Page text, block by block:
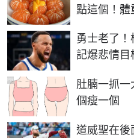
點這個！體
勇士老了
記爆悲情目
肚腩一抓一
個瘦一個
PR
道威聖在後